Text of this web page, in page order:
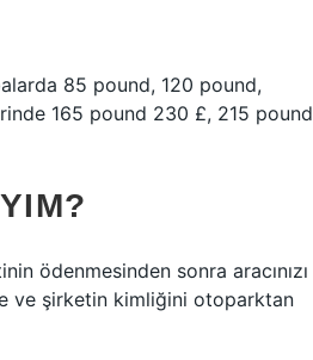
85 pound, 120 pound,
165 pound 230 £, 215 pound
ödenmesinden sonra aracınızı
ve şirketin kimliğini otoparktan